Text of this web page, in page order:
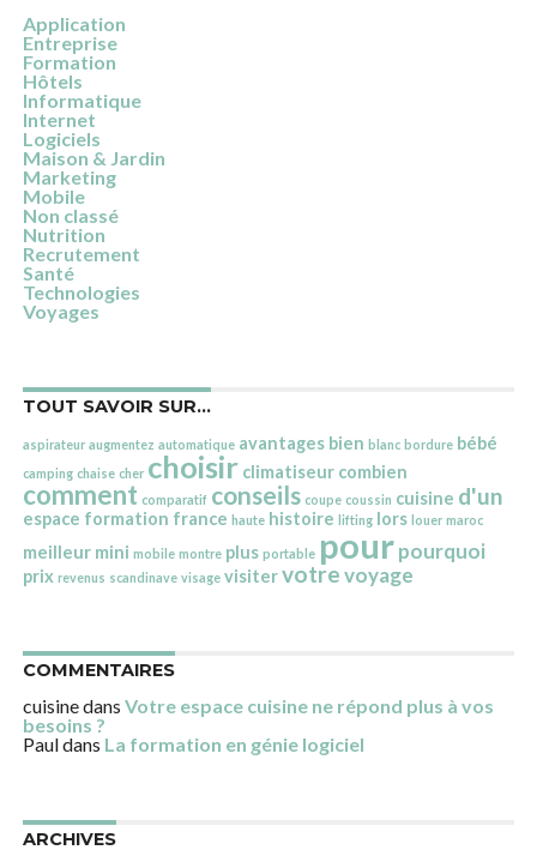
Application
Entreprise
Formation
Hôtels
Informatique
Internet
Logiciels
Maison & Jardin
Marketing
Mobile
Non classé
Nutrition
Recrutement
Santé
Technologies
Voyages
TOUT SAVOIR SUR…
aspirateur augmentez automatique avantages bien blanc bordure bébé
camping chaise cher choisir climatiseur combien
comment comparatif conseils coupe coussin cuisine d'un
espace formation france haute histoire lifting lors louer maroc
meilleur mini mobile montre plus portable pour pourquoi
prix revenus scandinave visage visitervotrevoyage
COMMENTAIRES
cuisinedans Votre espace cuisine ne répond plus à vos
besoins ?
Pauldans La formation en génie logiciel
ARCHIVES